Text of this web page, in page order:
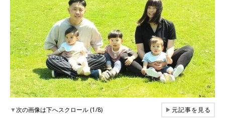
▼次の画像は下へスクロール (1/8) ▶元記事を見る